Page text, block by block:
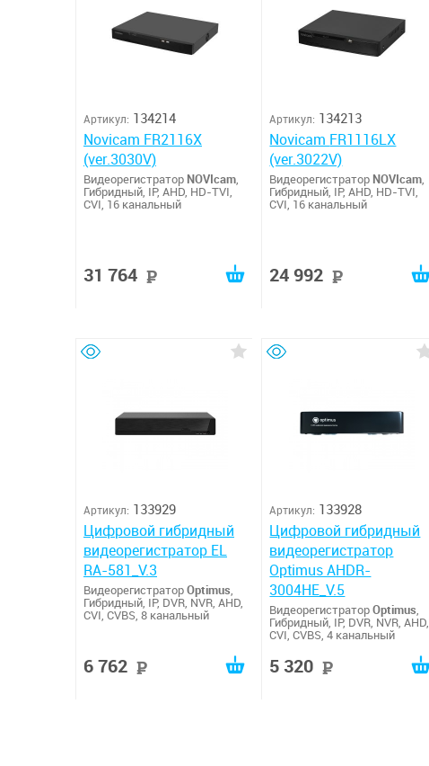
Артикул: 134214
Novicam FR2116X
(ver.3030V)
Видеорегистратор NOVIcam,
Гибридный, IP, AHD, HD-TVI,
CVI, 16 канальный
31 764
Артикул: 134213
Novicam FR1116LX
(ver.3022V)
Видеорегистратор NOVIcam,
Гибридный, IP, AHD, HD-TVI,
CVI, 16 канальный
24 992
Артикул: 133929
Цифровой гибридный
видеорегистратор EL
RA-581_V.3
ВидеорегистраторOptimus,
Гибридный, IP, DVR, NVR, AHD,
CVI, CVBS, 8 канальный
6 762
Артикул: 133928
Цифровой гибридный
видеорегистратор
Optimus AHDR-
3004HE_V.5
ВидеорегистраторOptimus,
Гибридный, IP, DVR, NVR, AHD,
CVI, CVBS, 4 канальный
5 320